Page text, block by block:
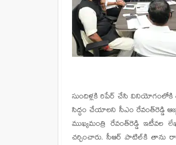
సుందిళ్లకి రిపేర్ చేసి వినియోగంలోకి
సిద్ధం చేయాలని సీఎం రేవంత్‌రెడ్డి
ముఖ్యమంత్రి రేవంత్‌‌రెడ్డి
చర్చించారు. సీఆర్ పాటిల్‌‌కి తాను